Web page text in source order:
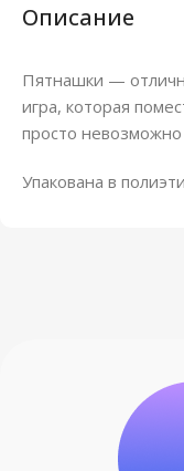
Описание
Пятнашки —
игра, которая
просто невозможно
Упакована в